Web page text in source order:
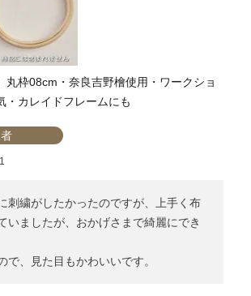
丸枠08cm・奈良吉野檜使用・ワークショ
・カレイドフレームにも
刺繍がしたかったのですが、上手く布
いましたが、おかげさまで綺麗にでき
で、見た目もかわいいです。